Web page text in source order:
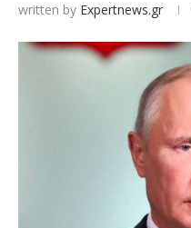
written by Expertnews.gr